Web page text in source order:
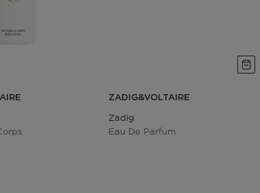
ZADIG&VOLTAIRE
Zadig
Eau De Parfum